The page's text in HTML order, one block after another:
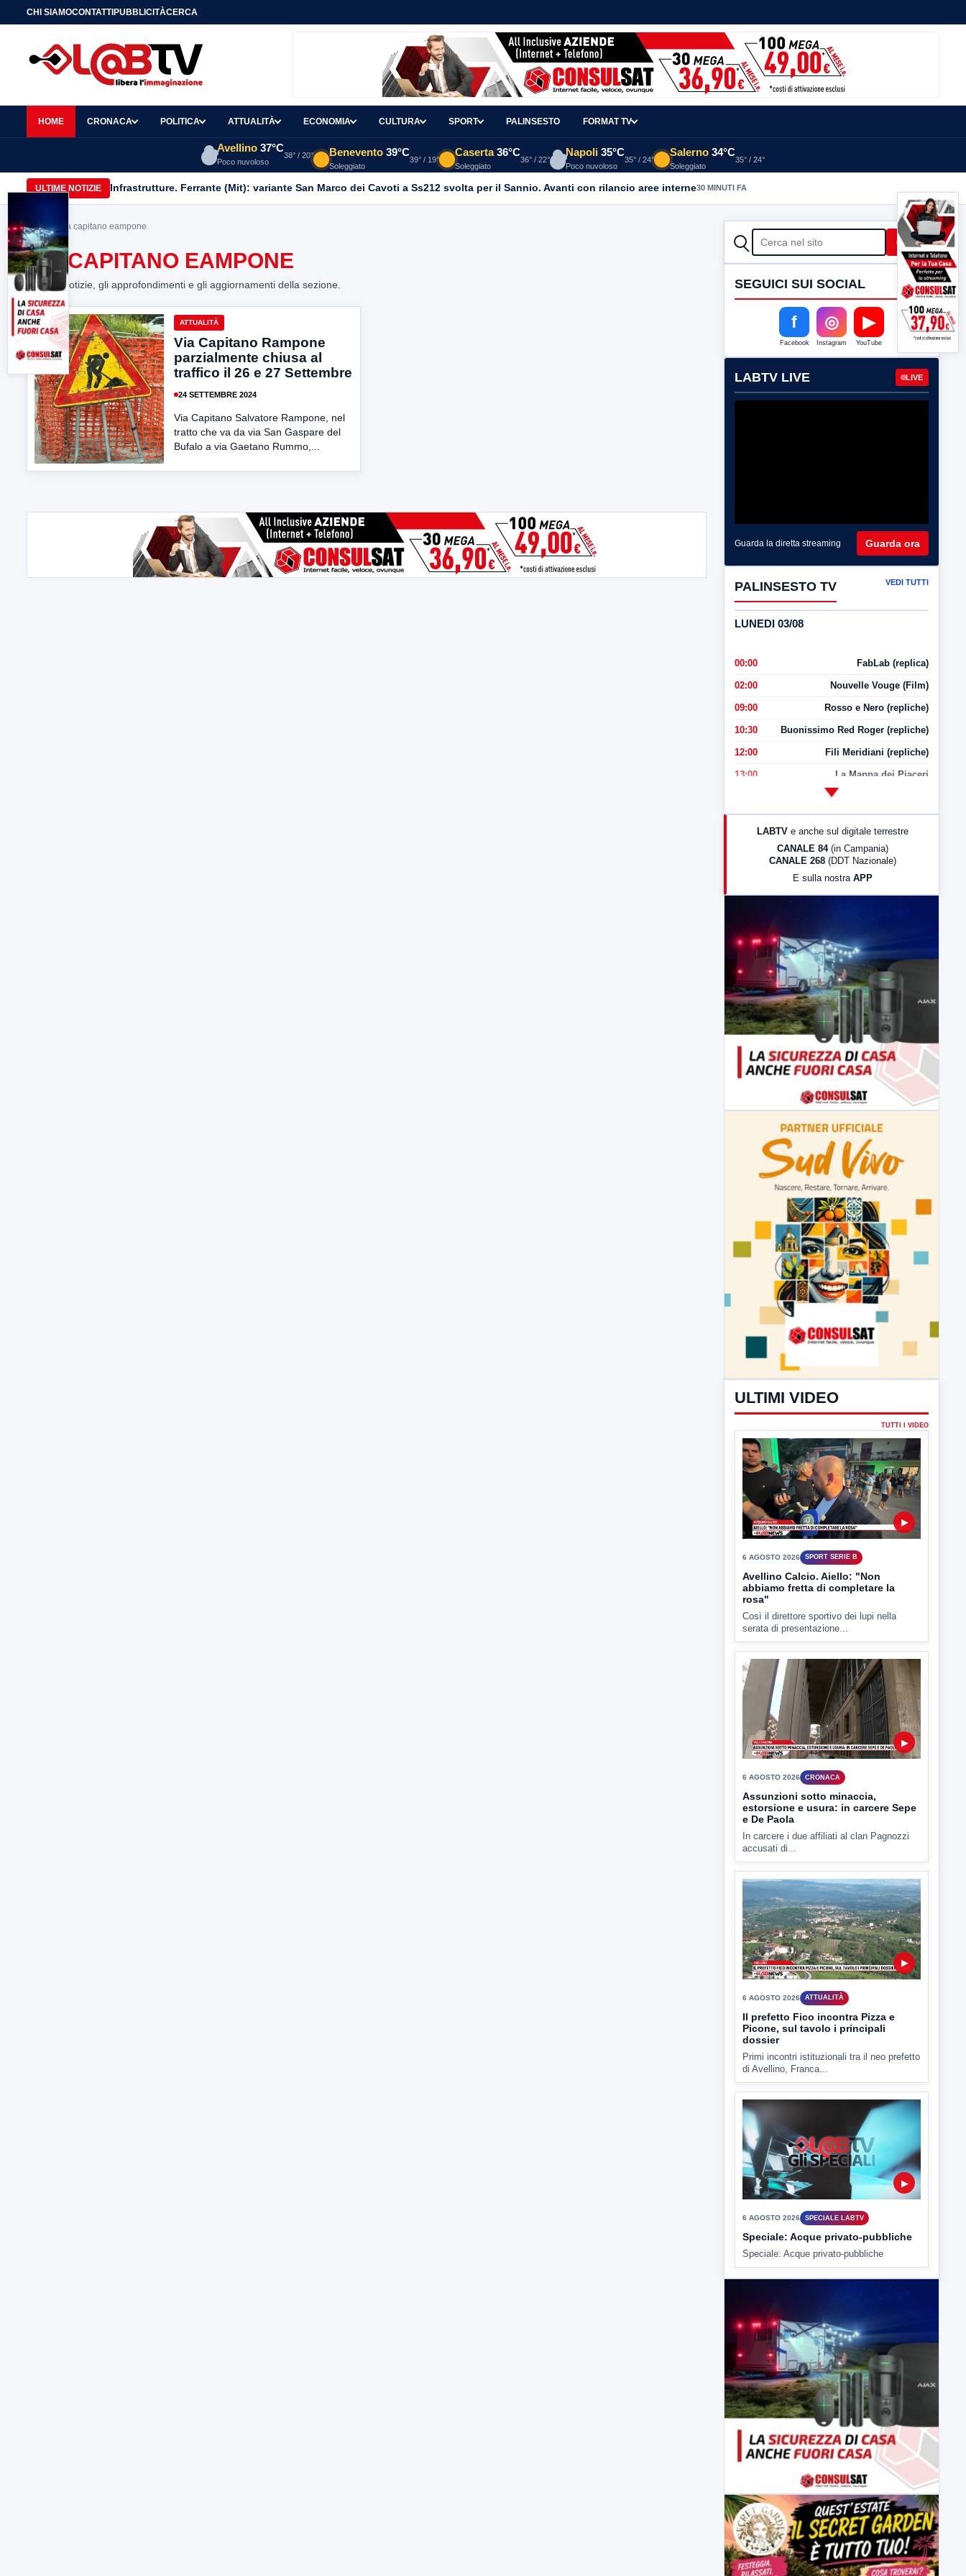
CHI SIAMOCONTATTIPUBBLICITÀCERCA
HOME CRONACA POLITICA ATTUALITÀ ECONOMIA CULTURA SPORT PALINSESTO FORMAT TV
Avellino 37°C
Poco nuvoloso
38° / 20° Benevento 39°C
Soleggiato
39° / 19°
Caserta 36°C
Soleggiato
36° / 22°
Napoli 35°C
Poco nuvoloso
35° / 24°
Salerno 34°C
Soleggiato
35° / 24°
ULTIME NOTIZIE Infrastrutture. Ferrante (Mit): variante San Marco dei Cavoti a Ss212 svolta per il Sannio. Avanti con rilancio aree interne30 MINUTI FA
Home> via capitano eampone
VIA CAPITANO EAMPONE
Tutte le notizie, gli approfondimenti e gli aggiornamenti della sezione.
ATTUALITÀ
Via Capitano Rampone
parzialmente chiusa al
traffico il 26 e 27 Settembre
24 SETTEMBRE 2024
Via Capitano Salvatore Rampone, nel
tratto che va da via San Gaspare del
Bufalo a via Gaetano Rummo,...
CERCA Cerca
SEGUICI SUI SOCIAL
f
Facebook
◎
Instagram
▶
YouTube
LABTV LIVE LIVE
Guarda la diretta streaming Guarda ora
PALINSESTO TV VEDI TUTTI
LUNEDI 03/08
00:00 FabLab (replica)
02:00 Nouvelle Vouge (Film)
09:00 Rosso e Nero (repliche)
10:30 Buonissimo Red Roger (repliche)
12:00 Fili Meridiani (repliche)
13:00 La Mappa dei Piaceri
LabNews (Diretta)
LABTV e anche sul digitale terrestre
CANALE 84 (in Campania)
CANALE 268 (DDT Nazionale)
E sulla nostra APP
ULTIMI VIDEO
▶
6 AGOSTO 2026 SPORT SERIE B
Avellino Calcio. Aiello: "Non
abbiamo fretta di completare la
rosa"
Così il direttore sportivo dei lupi nella
▶
6 AGOSTO 2026 CRONACA
Assunzioni sotto minaccia,
estorsione e usura: in carcere Sepe
e De Paola
In carcere i due affiliati al clan Pagnozzi
▶
6 AGOSTO 2026
Il prefetto Fico incontra Pizza e
Picone, sul tavolo i principali
dossier
Primi incontri istituzionali tra il neo prefetto
di Avellino, Franca...
6 AGOSTO 2026 SPECIALE LABTV
Speciale: Acque privato-pubbliche
Speciale: Acque privato-pubbliche